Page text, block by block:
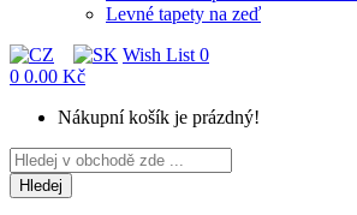
Levné tapety na zeď
Wish List 0
0 0.00 Kč
Nákupní košík je prázdný!
Hledej